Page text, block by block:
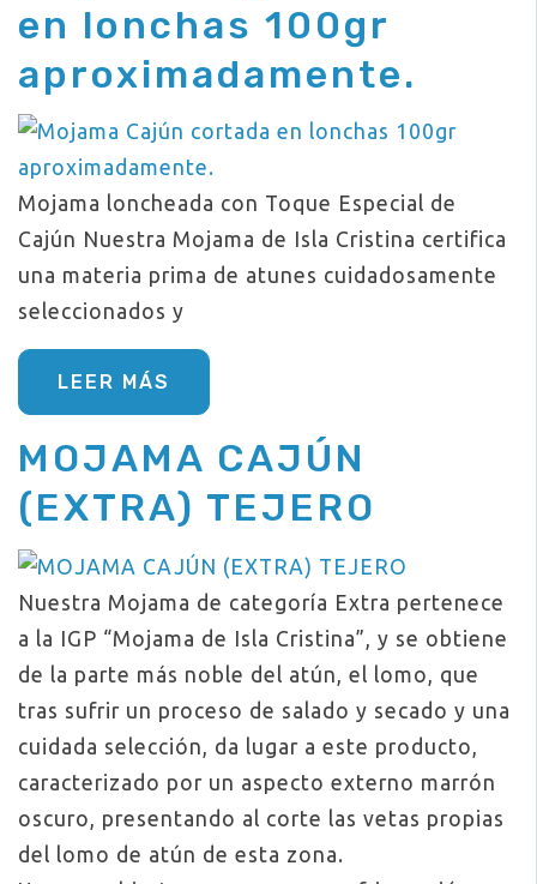
en lonchas 100gr
aproximadamente.
Mojama loncheada con Toque Especial de
Cajún Nuestra Mojama de Isla Cristina certifica
una materia prima de atunes cuidadosamente
seleccionados y
LEER MÁS
MOJAMA CAJÚN
(EXTRA) TEJERO
Nuestra Mojama de categoría Extra pertenece
a la IGP “Mojama de Isla Cristina”, y se obtiene
de la parte más noble del atún, el lomo, que
tras sufrir un proceso de salado y secado y una
cuidada selección, da lugar a este producto,
caracterizado por un aspecto externo marrón
oscuro, presentando al corte las vetas propias
del lomo de atún de esta zona.